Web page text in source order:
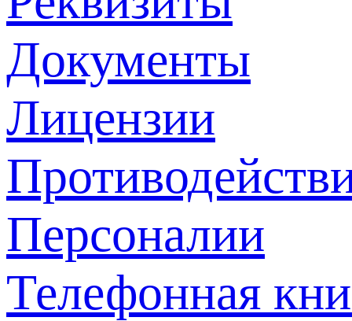
Документы
Лицензии
Персоналии
Телефонная